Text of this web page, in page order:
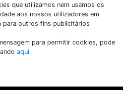
que utilizamos nem usamos os
aos nossos utilizadores em
para outros fins publicitários
para permitir cookies, pode
aqui